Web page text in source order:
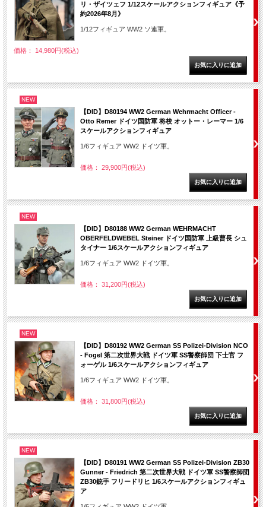
リ・ザイツェフ 1/12スケールアクションフィギュア《予
約2026年8月》
1/12フィギュア WW2 ソ連軍。
価格： 14,980円(税込)
NEW
【DID】D80194 WW2 German Wehrmacht Officer -
Otto Remer ドイツ国防軍 将校 オットー・レーマー 1/6
スケールアクションフィギュア
1/6フィギュア WW2 ドイツ軍。
価格： 29,900円(税込)
NEW
【DID】D80188 WW2 German WEHRMACHT
OBERFELDWEBEL Steiner ドイツ国防軍 上級曹長 シュ
タイナー 1/6スケールアクションフィギュア
1/6フィギュア WW2 ドイツ軍。
価格： 31,200円(税込)
NEW
【DID】D80192 WW2 German SS Polizei-Division NCO
- Fogel 第二次世界大戦 ドイツ軍 SS警察師団 下士官 フ
ォーゲル 1/6スケールアクションフィギュア
1/6フィギュア WW2 ドイツ軍。
価格： 31,800円(税込)
NEW
【DID】D80191 WW2 German SS Polizei-Division ZB30
Gunner - Friedrich 第二次世界大戦 ドイツ軍 SS警察師団
ZB30銃手 フリードリヒ 1/6スケールアクションフィギュ
ア